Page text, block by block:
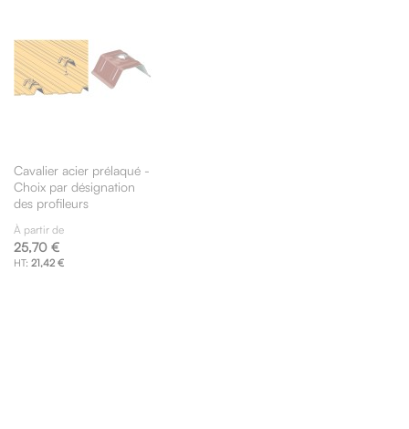
Cavalier acier prélaqué -
Choix par désignation
des profileurs
À partir de
25,70 €
21,42 €